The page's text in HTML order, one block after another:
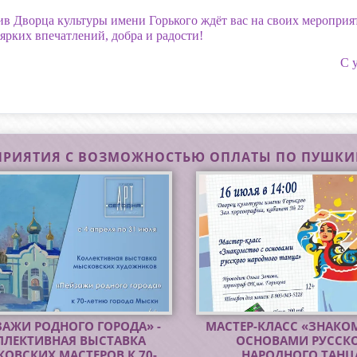
Дворца культуры имени Горького ждёт вас на своих
впечатлений, добра и радости!
С
С ВОЗМОЖНОСТЬЮ ОПЛАТЫ ПО
Галерея «АРТ Сегодня» ДК
готовит творческий
к 70-летнему
РОДНОГО ГОРОДА» -
ВЫСТАВКА
16-07-2026
Народный танец – это
набор движений, а живая
историей и культурой
МАСТЕР-КЛАСС
ОСНОВАМИ